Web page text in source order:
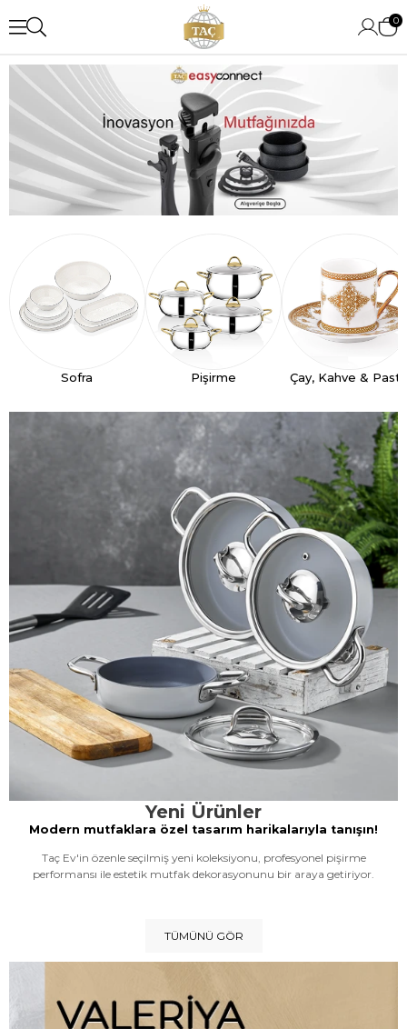
0
Sofra Pişirme Çay, Kahve &
Yeni Ürünler
Modern mutfaklara özel tasarım harikalarıyla tanışın!
Taç Ev'in özenle seçilmiş yeni koleksiyonu, profesyonel pişirme
performansı ile estetik mutfak dekorasyonunu bir araya getiriyor.
TÜMÜNÜ GÖR